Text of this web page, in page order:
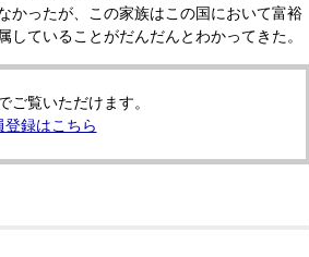
かったが、この家族はこの国において富裕
していることがだんだんとわかってきた。
ご覧いただけます。
登録はこちら